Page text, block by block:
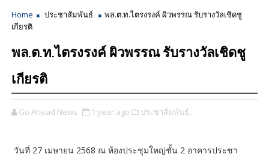
Home ประชาสัมพันธ์
พล.ต.ท.ไตรงรงค์ ผิวพรรณ รับรางวัลเชิดชู
เกียรติ
พล.ต.ท.ไตรงรงค์ ผิวพรรณ รับรางวัลเชิดชู
เกียรติ
Go Ahead News 1 year ago ประชาสัมพันธ์,
วันที่ 27 เมษายน 2568 ณ ห้องประชุมใหญ่ชั้น 2 อาคารประชา